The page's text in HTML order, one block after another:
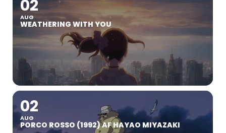
02
AUG
WEATHERING WITH YOU
02
AUG
PORCO ROSSO (1992) AF HAYAO MIYAZAKI